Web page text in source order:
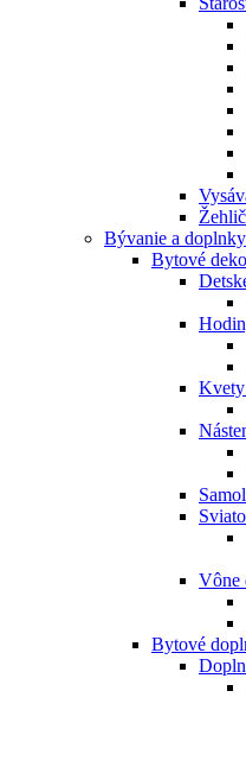
Bývanie a doplnky
Bytové
Kvety
Vône
Bytové